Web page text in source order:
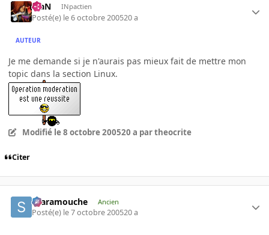
KiaN INpactien
Posté(e) le 6 octobre 200520 a
AUTEUR
Je me demande si je n'aurais pas mieux fait de mettre mon
topic dans la section Linux.
Modifié le 8 octobre 200520 a par theocrite
Citer
Scaramouche Ancien
Posté(e) le 7 octobre 200520 a